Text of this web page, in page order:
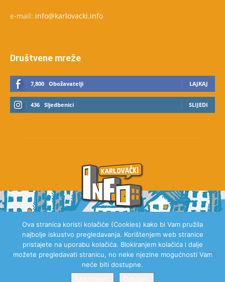
e-mail: info@karlovacki.info
Društvene mreže
7,800 Obožavatelji LAJKAJ
436 Sljedbenici SLIJEDI
O NAMA
Ova stranica koristi kolačiće (Cookies) kako bi Vam pružila
najbolje iskustvo pregledavanja. Korištenjem web stranice
pristajete na uporabu kolačića. Blokiranjem kolačića i dalje
možete pregledavati stranicu, no neke njezine mogućnosti Vam
neće biti dostupne.